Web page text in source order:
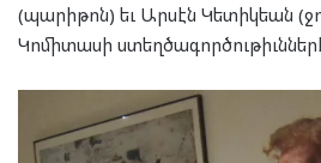
(պարիթոն) եւ Արսէն Կետիկեան
Կոմիտասի